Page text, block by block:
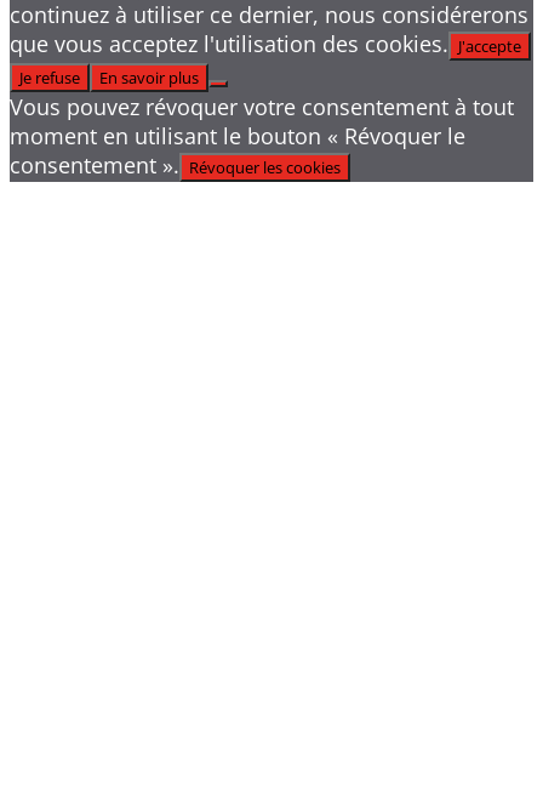
continuez à utiliser ce dernier, nous considérerons
que vous acceptez l'utilisation des cookies. J'accepte
Je refuse
En savoir plus
Vous pouvez révoquer votre consentement à tout
moment en utilisant le bouton « Révoquer le
consentement ». Révoquer les cookies